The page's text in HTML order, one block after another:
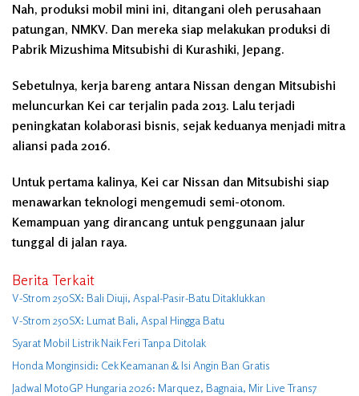
Nah, produksi mobil mini ini, ditangani oleh perusahaan
patungan, NMKV. Dan mereka siap melakukan produksi di
Pabrik Mizushima Mitsubishi di Kurashiki, Jepang.
Sebetulnya, kerja bareng antara Nissan dengan Mitsubishi
meluncurkan Kei car terjalin pada 2013. Lalu terjadi
peningkatan kolaborasi bisnis, sejak keduanya menjadi mitra
aliansi pada 2016.
Untuk pertama kalinya, Kei car Nissan dan Mitsubishi siap
menawarkan teknologi mengemudi semi-otonom.
Kemampuan yang dirancang untuk penggunaan jalur
tunggal di jalan raya.
Berita Terkait
V-Strom 250SX: Bali Diuji, Aspal-Pasir-Batu Ditaklukkan
V-Strom 250SX: Lumat Bali, Aspal Hingga Batu
Syarat Mobil Listrik Naik Feri Tanpa Ditolak
Honda Monginsidi: Cek Keamanan & Isi Angin Ban Gratis
Jadwal MotoGP Hungaria 2026: Marquez, Bagnaia, Mir Live Trans7